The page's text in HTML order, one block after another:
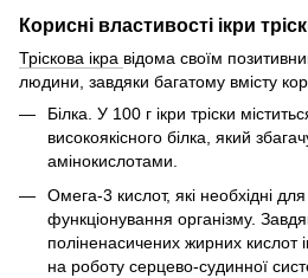
Корисні властивості ікри
Тріскова ікра відома своїм
людини, завдяки багатому вмісту
Білка. У 100 г ікри тріски
високоякісного білка, який
амінокислотами.
Омега-3 кислот, які необхідні
функціонування організму.
поліненасичених жирних кислот
на роботу серцево-судинної